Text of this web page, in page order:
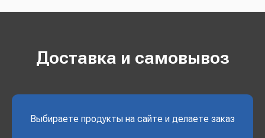
Доставка и самовывоз
Выбираете продукты на сайте и делаете заказ